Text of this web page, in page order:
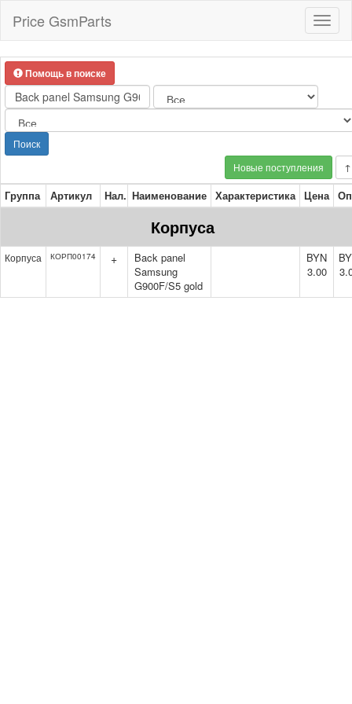
Price GsmParts
Помощь в поиске
Поиск
Новые поступления
↑
Группа Артикул Нал. Наименование Характеристика Цена
Корпуса
Корпуса КОРП00174 +
Back panel
Samsung
G900F/S5 gold
BYN
3.00